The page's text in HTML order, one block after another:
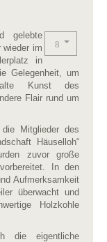
gelebte
wieder im
in
Gelegenheit, um
Kunst des
Flair rund um
Mitglieder des
Häuselloh“
zuvor große
In den
Aufmerksamkeit
überwacht und
Holzkohle
die eigentliche